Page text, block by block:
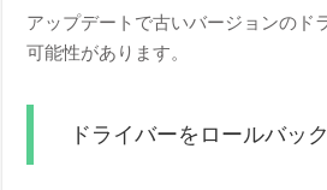
アップデートで古いバージョンのド
可能性があります。
ドライバーをロールバッ